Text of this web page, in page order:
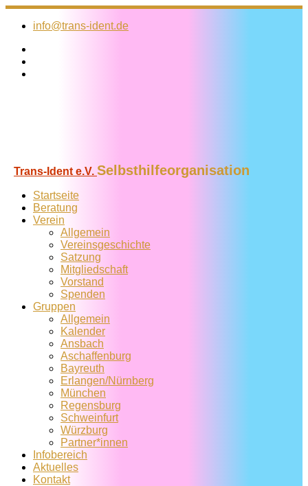
Zum
Inhalt
info@trans-ident.de
Trans-Ident e.V. Selbsthilfeorganisation
Startseite
Beratung
Verein
Allgemein
Vereins­geschichte
Satzung
Mitglied­schaft
Vorstand
Spenden
Gruppen
Allgemein
Kalender
Ansbach
Aschaffenburg
Bayreuth
Erlangen/Nürnberg
München
Regensburg
Schweinfurt
Würzburg
Partner*innen
Infobereich
Aktuelles
Kontakt